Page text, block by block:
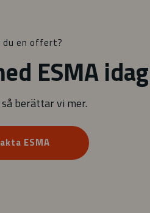
du en offert?
ESMA
berättar vi mer.
ESMA